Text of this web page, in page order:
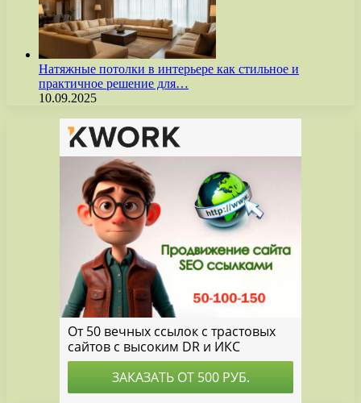
Натяжные потолки в интерьере как стильное и
практичное решение для…
10.09.2025